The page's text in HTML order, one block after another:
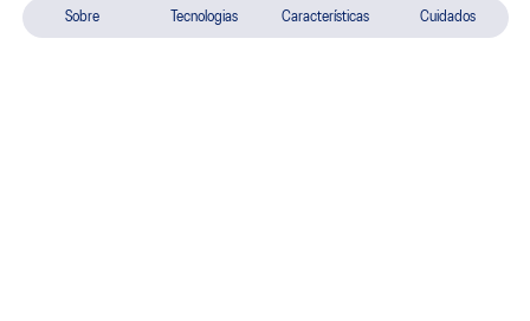
Sobre Tecnologias Características Cuidados